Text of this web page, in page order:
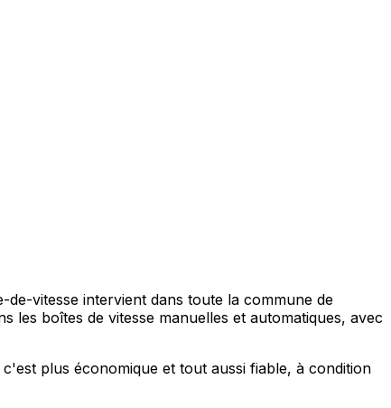
vitesse intervient dans toute la commune de
boîtes de vitesse manuelles et automatiques, avec
plus économique et tout aussi fiable, à condition